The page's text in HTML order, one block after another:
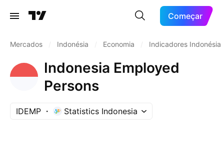
Começar
Mercados Indonésia Economia Indicadores Indonésia
Indonesia Employed
Persons
IDEMP Statistics Indonesia